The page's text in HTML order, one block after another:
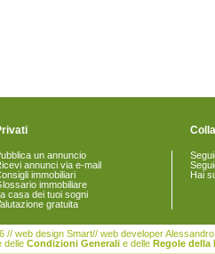
un annuncio
annunci via e-mail
immobiliari
immobiliare
casa dei tuoi sogni
gratuita
Hai
// web design Smart// web developer
delle Condizioni Generali e delle Regole della